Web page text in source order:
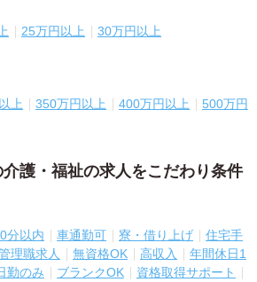
25万円以上 30万円以上
上 350万円以上 400万円以上
500万円
介護・福祉の求人をこだわり条件
分以内 車通勤可 寮・借り上げ
住宅手
理職求人 無資格OK 高収入
年間休日1
勤のみ ブランクOK
資格取得サポート